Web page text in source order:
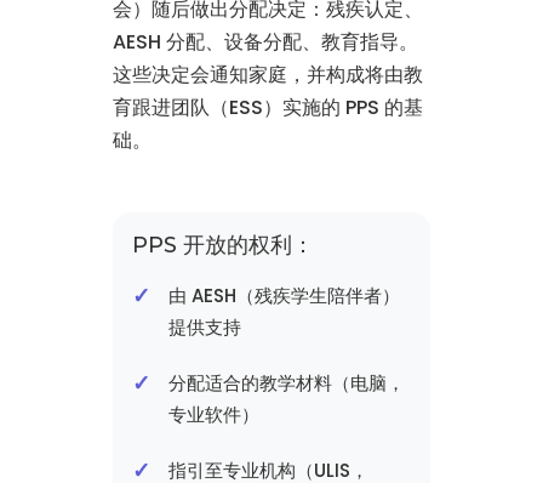
会）随后做出分配决定：残疾认定、
AESH 分配、设备分配、教育指导。
这些决定会通知家庭，并构成将由教
育跟进团队（ESS）实施的 PPS 的基
础。
PPS 开放的权利：
由 AESH（残疾学生陪伴者）
提供支持
分配适合的教学材料（电脑，
专业软件）
指引至专业机构（ULIS，